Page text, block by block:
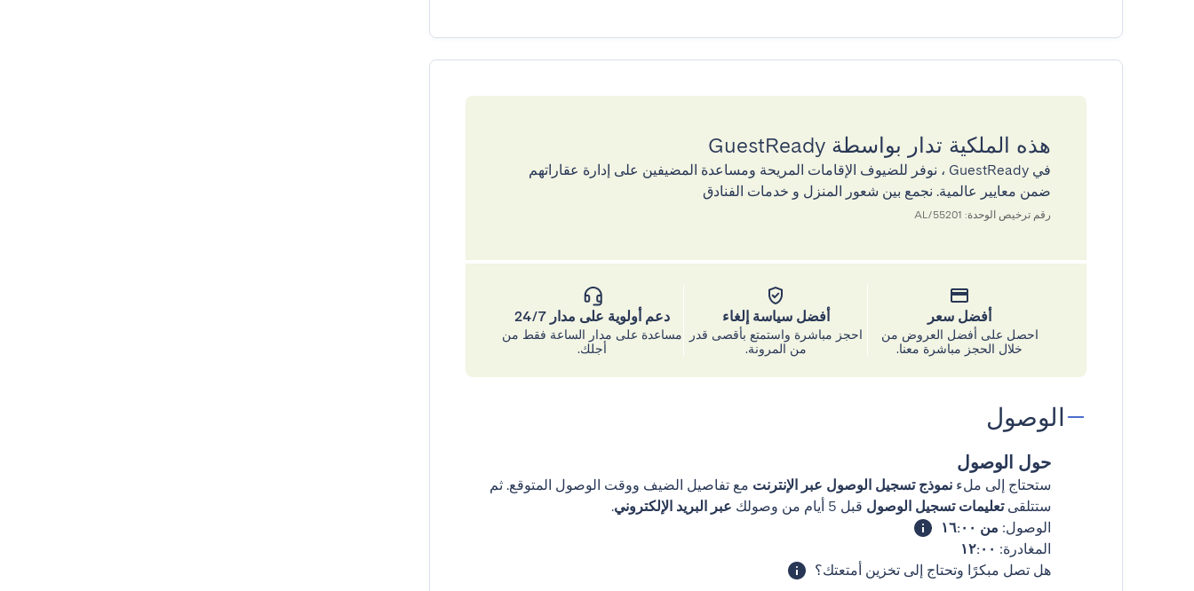
هذه الملكية تدار بواسطة GuestReady
في GuestReady ، نوفر للضيوف الإقامات المريحة ومساعدة المضيفين على إدارة عقاراتهم
ضمن معايير عالمية. نجمع بين شعور المنزل و خدمات الفنادق
رقم ترخيص الوحدة: 55201/AL
أفضل سعر
احصل على أفضل العروض من
خلال الحجز مباشرة معنا.
أفضل سياسة إلغاء
احجز مباشرة واستمتع بأقصى قدر
من المرونة.
دعم أولوية على مدار 24/7
مساعدة على مدار الساعة فقط من
أجلك.
الوصول
حول الوصول
ستحتاج إلى ملء نموذج تسجيل الوصول عبر الإنترنت مع تفاصيل الضيف ووقت الوصول المتوقع. ثم
ستتلقىتعليمات تسجيل الوصول قبل 5 أيام من وصولك عبر البريد الإلكتروني.
الوصول: من ١٦:٠٠
المغادرة: ١٢:٠٠
هل تصل مبكرًا وتحتاج إلى تخزين أمتعتك؟